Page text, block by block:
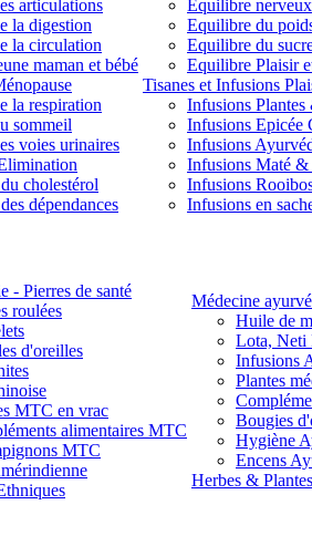
articulations
la digestion
la circulation
maman et bébé
la respiration
sommeil
voies urinaires
cholestérol
dépendances
Equilibre nerveux
Equilibre du
Equilibre du
Equilibre Plaisir
Tisanes et Infusions
Infusions
Infusions Epicée
Infusions
Infusions Maté &
Infusions
Infusions en
- Pierres de santé
roulées
d'oreilles
MTC en vrac
alimentaires MTC
MTC
Médecine
Huile de
Lota, Neti
Infusions
Plantes
Bougies
Hygiène
Encens
Herbes &